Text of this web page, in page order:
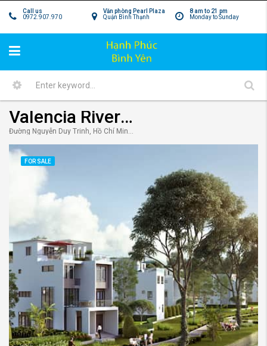
8 am to 21 pm
Monday to Sunday
Văn phòng Pearl Plaza
Quận Bình Thạnh
Call us
0972.907.970
Valencia Riverside Quận 9 – Nhà phố kiến trúc Địa Trung Hải
Đường Nguyễn Duy Trinh, Hồ Chí Minh, Việt Nam
FOR SALE